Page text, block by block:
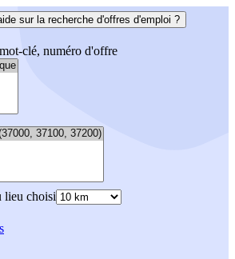
sur la recherche d'offres d'emploi ?
clé, numéro d'offre
lieu choisi